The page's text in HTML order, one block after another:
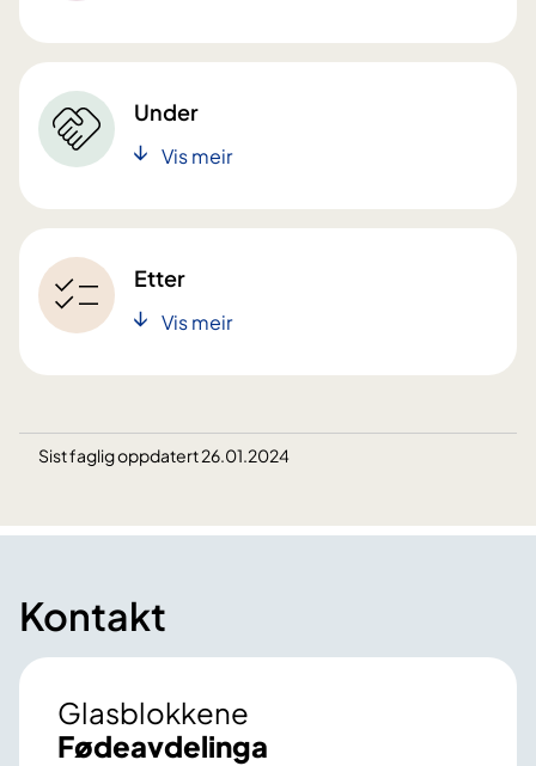
Under
Vis meir
Etter
Vis meir
Sist faglig oppdatert 26.01.2024
Kontakt
Glasblokkene
Fødeavdelinga